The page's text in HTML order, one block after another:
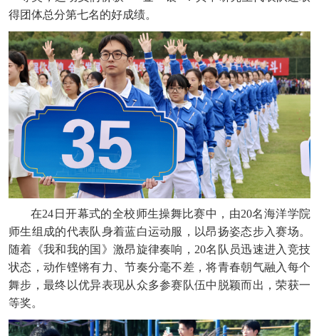
得团体总分第七名的好成绩。
在24日开幕式的全校师生操舞比赛中，由20名海洋学院
师生组成的代表队身着蓝白运动服，以昂扬姿态步入赛场。
随着《我和我的国》激昂旋律奏响，20名队员迅速进入竞技
状态，动作铿锵有力、节奏分毫不差，将青春朝气融入每个
舞步，最终以优异表现从众多参赛队伍中脱颖而出，荣获一
等奖。